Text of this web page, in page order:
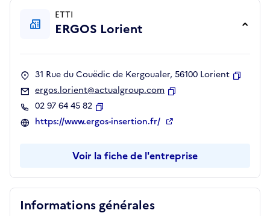
Informations générales
ETTI
ERGOS Lorient
31 Rue du Couëdic de Kergoualer, 56100 Lorient
ergos.lorient@actualgroup.com
02 97 64 45 82
Copier
https://www.ergos-insertion.fr/
Voir la fiche de l'entreprise